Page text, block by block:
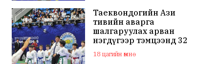
Таеквондогийн Ази
тивийн аварга
шалгаруулах арван
нэгдүгээр тэмцээнд 32
орны тамирчид өрсөлдөж
байна
18 цагийн өмнө